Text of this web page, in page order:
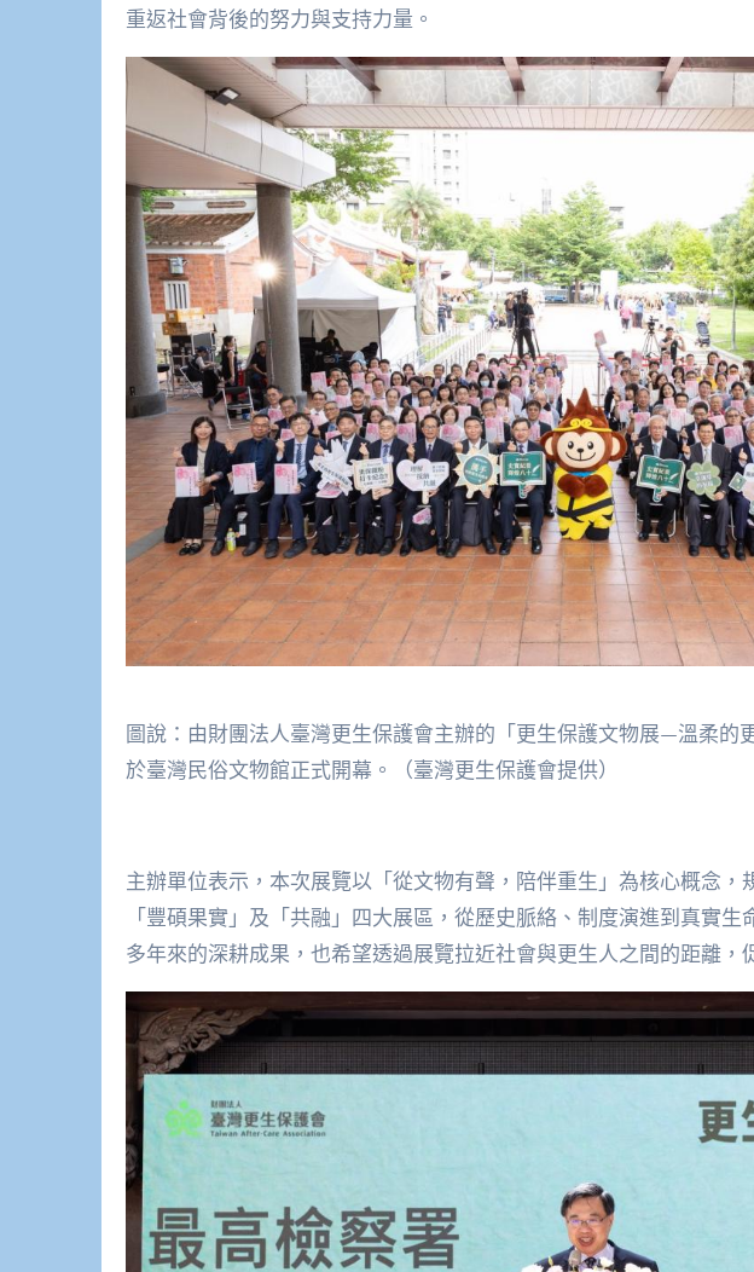
重返社會背後的努力與支持力量。
圖說：由財團法人臺灣更生保護會主辦的「更生保護文物展—溫柔的
於臺灣民俗文物館正式開幕。（臺灣更生保護會提供）
主辦單位表示，本次展覽以「從文物有聲，陪伴重生」為核心概念，
「豐碩果實」及「共融」四大展區，從歷史脈絡、制度演進到真實
多年來的深耕成果，也希望透過展覽拉近社會與更生人之間的距離，